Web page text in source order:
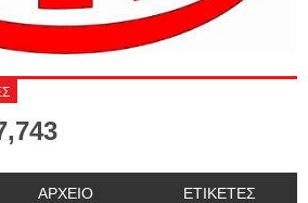
ΑΡΧΕΙΟ ΕΤΙΚΕΤΕΣ